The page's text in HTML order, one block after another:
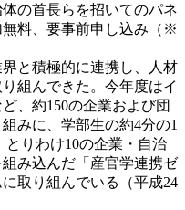
の首長らを招いてのパネ
料、要事前申し込み（※
と積極的に連携し、人材
組んできた。今年度はイ
、約150の企業および団
みに、学部生の約4分の1
とりわけ10の企業・自治
み込んだ「産官学連携ゼ
取り組んでいる（平成24